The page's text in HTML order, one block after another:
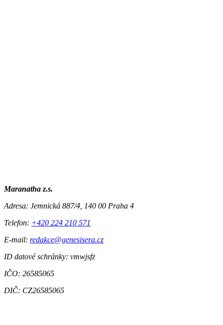
Maranatha z.s.
Adresa: Jemnická 887/4, 140 00 Praha 4
Telefon: +420 224 210 571
E-mail: redakce@genesisera.cz
ID datové schránky: vmwjsfz
IČO: 26585065
DIČ: CZ26585065